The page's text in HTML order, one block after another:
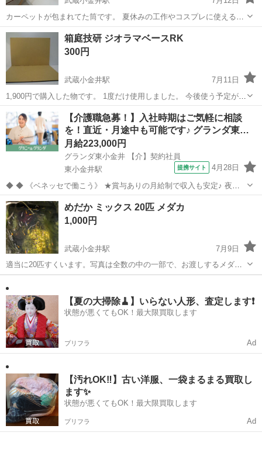
カーペットが包まれてた筒です。 夏休みの工作やコスプレに使えるか
と。 長さ 122センチ 直径4.5センチ
東京 小金井市 武蔵小金井駅
箱庭技研 ジオラマベースRK
300円
武蔵小金井駅
7月11日
1,900円で購入した物です。 1度だけ使用しました。 今後使う予定がな
いので必要な方にお譲りしたいと思います。 購入時に入っていた段ボ
ールのケースに入れて保管してありましたので、傷や汚れなどはあり
ません。 ジオ...
東京 小金井市 武蔵小金井駅 その他
【介護職急募！】入社時期はご気軽に相談
を！直近・月途中も可能です♪ グランダ東…
月給223,000円
グランダ東小金井 【介】契約社員
東小金井駅
提携サイト 4月28日
◆ ◆ 《ベネッセで働こう》 ★賞与ありの月給制で収入も安定♪ 夜勤
がない勤務でも月給制のため、 毎月安定した収入を確保でき、計画的
に生活を送ることができます。 ★正社員並みの充実した福利厚生 契約
社員の場合でも、正...
東京 小金井市 東小金井駅 介護
めだか ミックス 20匹 メダカ
1,000円
武蔵小金井駅
7月9日
適当に20匹すくいます。写真は全数の中の一部で、お渡しするメダカ
には写真の柄以外も混ざります。また選別はしません。２リットルペ
ットボトルに入れてお渡しします。 自然界には居ないメダカですの
で、川への放流などは止めてくだ...【夏の大掃除🧹】いらない人形、査定します❗️
状態が悪くてもOK！最大限買取します
プリフラ Ad
【汚れOK‼️】古い洋服、一袋まるまる買取し
ます✨
状態が悪くてもOK！最大限買取します
プリフラ Ad